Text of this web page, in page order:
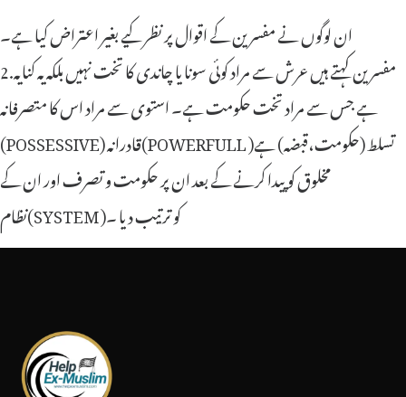
ان لوگوں نے مفسرین کے اقوال پر نظر کیے بغیر اعتراض کیا ہے۔
2.مفسرین کہتے ہیں عرش سے مراد کوئی سونا یا چاندی کا تخت نہیں بلکہ یہ کنایہ
ہے جس سے مراد تخت حکومت ہے۔ استوى سے مراد اس کا متصرفانہ
(POSSESSIVE) قادرانہ(POWERFULL )تسلط (حکومت،قبضہ) ہے
مخلوق کو پیدا کرنے کے بعد ان پر حکومت و تصرف اور ان کے
نظام(SYSTEM )کو ترتیب دیا ۔